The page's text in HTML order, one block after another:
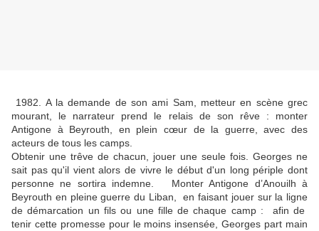
1982. A la demande de son ami Sam, metteur en scène grec
mourant, le narrateur prend le relais de son rêve : monter
Antigone à Beyrouth, en plein cœur de la guerre, avec des
acteurs de tous les camps.
Obtenir une trêve de chacun, jouer une seule fois. Georges ne
sait pas qu'il vient alors de vivre le début d'un long périple dont
personne ne sortira indemne. Monter Antigone d’Anouilh à
Beyrouth en pleine guerre du Liban, en faisant jouer sur la ligne
de démarcation un fils ou une fille de chaque camp : afin de
tenir cette promesse pour le moins insensée, Georges part main